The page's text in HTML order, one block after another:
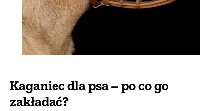
Kaganiec dla psa – po co go
zakładać?